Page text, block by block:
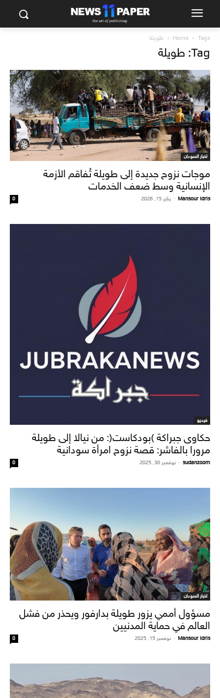
Home Tags طويلة
Tag: طويلة
اخبار السودان
موجات نزوح جديدة إلى طويلة تُفاقم الأزمة
الإنسانية وسط ضعف الخدمات
Mansour Idris
- يناير 15, 2026 0
فيديو
حكاوى جبراكة (بودكاست): من نيالا إلى طويلة
مرورا بالفاشر: قصة نزوح امرأة سودانية
sudanzoom
- نوفمبر 30, 2025 0
اخبار السودان
مسؤول أممي يزور طويلة بدارفور ويحذر من فشل
العالم في حماية المدنيين
Mansour Idris
- نوفمبر 15, 2025 0